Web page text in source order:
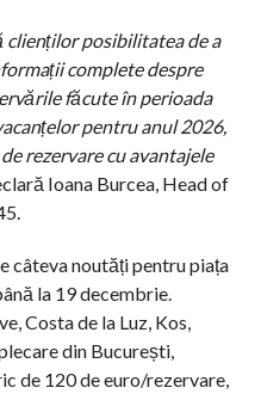
clienților posibilitatea de a
complete despre
făcute în perioada
pentru anul 2026,
rezervare cu avantajele
Ioana Burcea, Head of
câteva noutăți pentru piața
la 19 decembrie.
Costa de la Luz, Kos,
din București,
de 120 de euro/rezervare,